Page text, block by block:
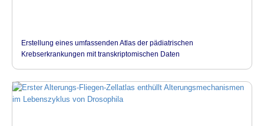
Erstellung eines umfassenden Atlas der pädiatrischen
Krebserkrankungen mit transkriptomischen Daten